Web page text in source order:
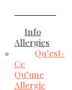
Info
Allergies
Qu’est-
Ce
Qu’une
Allergie